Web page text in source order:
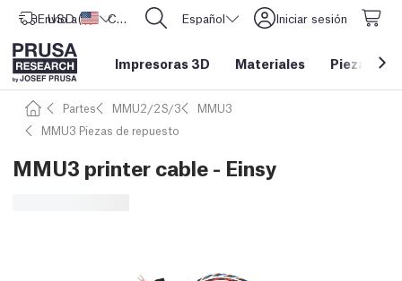
Envío a Estados Unidos
USD ($) CORE One L: ¡Ya disponible! Español Iniciar sesión
Impresoras 3D Materiales Piezas y
Partes MMU2/2S/3
MMU3
MMU3 Piezas de repuesto
MMU3 printer cable - Einsy